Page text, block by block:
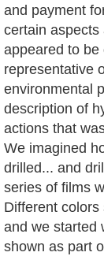
and payment
certain
appeared to be
representative
environmental
description of
actions that
We imagined
drilled... and
series of films
Different
and we started
shown as part